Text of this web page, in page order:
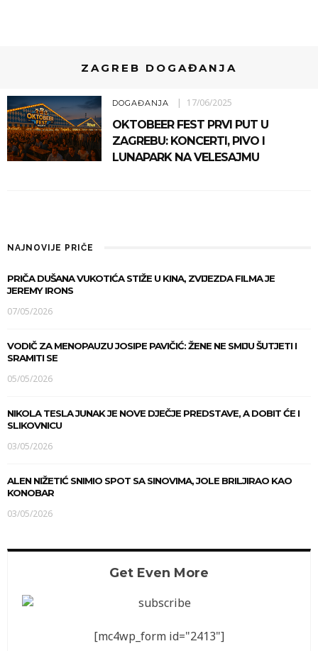
ZAGREB DOGAĐANJA
DOGAĐANJA 17/06/2025
OKTOBEER FEST PRVI PUT U
ZAGREBU: KONCERTI, PIVO I
LUNAPARK NA VELESAJMU
NAJNOVIJE PRIČE
PRIČA DUŠANA VUKOTIĆA STIŽE U KINA, ZVIJEZDA FILMA JE
JEREMY IRONS
07/05/2026
VODIČ ZA MENOPAUZU JOSIPE PAVIČIĆ: ŽENE NE SMIJU ŠUTJETI I
SRAMITI SE
05/05/2026
NIKOLA TESLA JUNAK JE NOVE DJEČJE PREDSTAVE, A DOBIT ĆE I
SLIKOVNICU
03/05/2026
ALEN NIŽETIĆ SNIMIO SPOT SA SINOVIMA, JOLE BRILJIRAO KAO
KONOBAR
03/05/2026
Get Even More
[mc4wp_form id="2413"]